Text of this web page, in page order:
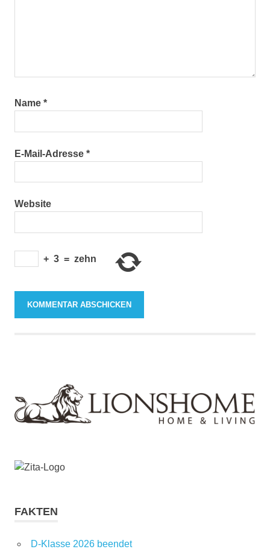
Name *
E-Mail-Adresse *
Website
+ 3 = zehn
FAKTEN
D-Klasse 2026 beendet